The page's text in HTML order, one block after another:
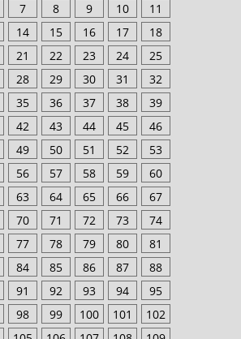
7 8 9 10
11
14 15 16 17
18
21 22 23 24
25
28 29 30 31
32
35 36 37 38
39
42 43 44 45
46
49 50 51 52
53
56 57 58 59
60
63 64 65 66
67
70 71 72 73
74
77 78 79 80
81
84 85 86 87
88
91 92 93 94
95
98 99 100 101
102